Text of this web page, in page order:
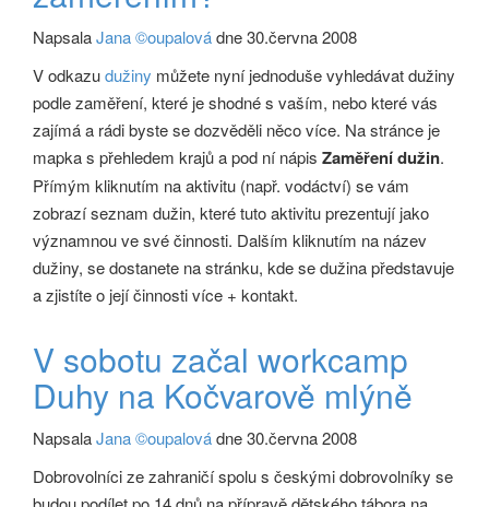
NapsalaJana ©oupalovádne 30.června 2008
V odkazudužiny můžete nyní jednoduše vyhledávat dužiny
podle zaměření, které je shodné s vaším, nebo které vás
zajímá a rádi byste se dozvěděli něco více. Na stránce je
mapka s přehledem krajů a pod ní nápis Zaměření dužin.
Přímým kliknutím na aktivitu (např. vodáctví) se vám
zobrazí seznam dužin, které tuto aktivitu prezentují jako
významnou ve své činnosti. Dalším kliknutím na název
dužiny, se dostanete na stránku, kde se dužina představuje
a zjistíte o její činnosti více + kontakt.
V sobotu začal workcamp
Duhy na Kočvarově mlýně
NapsalaJana ©oupalovádne 30.června 2008
Dobrovolníci ze zahraničí spolu s českými dobrovolníky se